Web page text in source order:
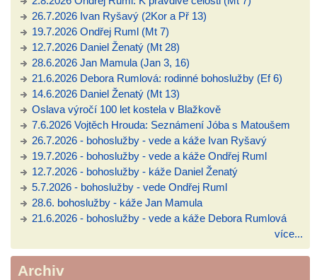
26.7.2026 Ivan Ryšavý (2Kor a Př 13)
19.7.2026 Ondřej Ruml (Mt 7)
12.7.2026 Daniel Ženatý (Mt 28)
28.6.2026 Jan Mamula (Jan 3, 16)
21.6.2026 Debora Rumlová: rodinné bohoslužby (Ef 6)
14.6.2026 Daniel Ženatý (Mt 13)
Oslava výročí 100 let kostela v Blažkově
7.6.2026 Vojtěch Hrouda: Seznámení Jóba s Matoušem
26.7.2026 - bohoslužby - vede a káže Ivan Ryšavý
19.7.2026 - bohoslužby - vede a káže Ondřej Ruml
12.7.2026 - bohoslužby - káže Daniel Ženatý
5.7.2026 - bohoslužby - vede Ondřej Ruml
28.6. bohoslužby - káže Jan Mamula
21.6.2026 - bohoslužby - vede a káže Debora Rumlová
více...
Archiv